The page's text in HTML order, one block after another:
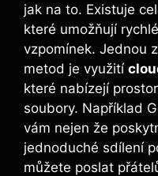
jak ⁢na to. ⁤Existuje
které umožňují
vzpomínek. Jednou
‍metod je využití
které nabízejí
‌soubory. Například
vám nejen že⁢
jednoduché sdílení
⁤můžete poslat